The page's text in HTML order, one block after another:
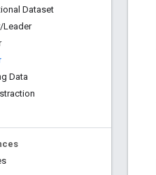
Dataset
/Leader
Data